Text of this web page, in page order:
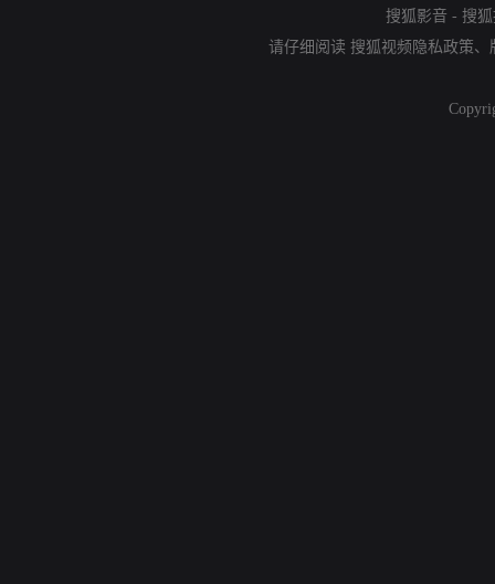
搜狐影音 - 搜
请仔细阅读 搜狐视频隐私政策、